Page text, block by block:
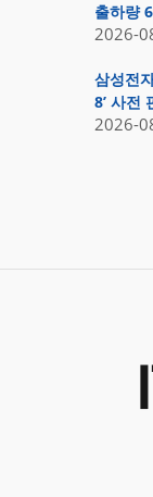
출하량
2026-
삼성전
8’ 사전
2026-